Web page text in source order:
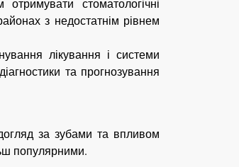
стоматологічні
з недостатнім рівнем
лікування і системи
та прогнозування
за зубами та впливом
популярними.